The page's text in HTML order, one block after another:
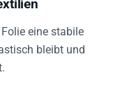
eine stabile
bleibt und